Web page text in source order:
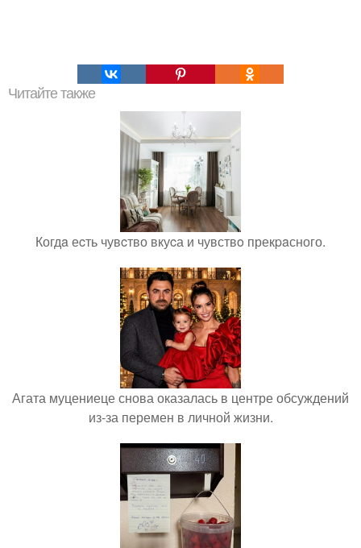
Читайте также
Когдa еcть чувcтво вкуcа и чувствo прекpaсного.
Агата муцениеце снова оказалась в центре обсуждений
из-за перемен в личной жизни.